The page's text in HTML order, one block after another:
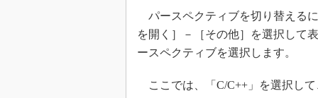
パースペクティブを切り替える
を開く］－［その他］を選択して
ースペクティブを選択します。
ここでは、「C/C++」を選択し